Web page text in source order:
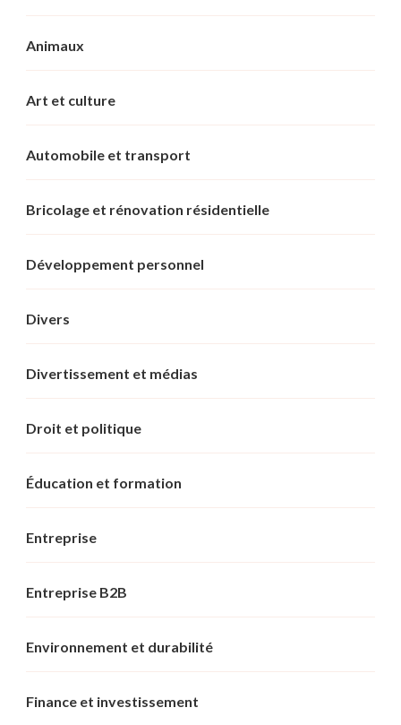
Animaux
Art et culture
Automobile et transport
Bricolage et rénovation résidentielle
Développement personnel
Divers
Divertissement et médias
Droit et politique
Éducation et formation
Entreprise
Entreprise B2B
Environnement et durabilité
Finance et investissement